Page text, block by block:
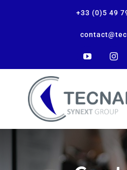
+33 (0)5 49